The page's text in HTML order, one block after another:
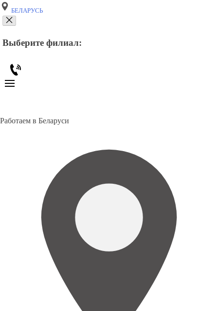
БЕЛАРУСЬ
Выберите филиал:
Работаем в Беларуси